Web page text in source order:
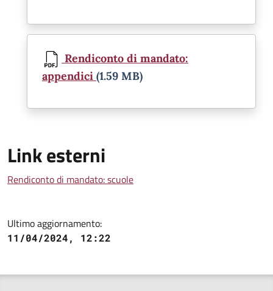
Rendiconto di mandato:
appendici (1.59 MB)
Link esterni
Rendiconto di mandato: scuole
Ultimo aggiornamento:
11/04/2024, 12:22